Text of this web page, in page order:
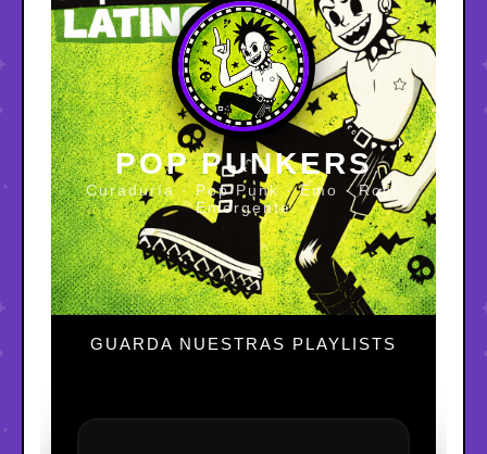
POP PUNKERS
Curaduría · Pop Punk · Emo · Rock
Emergente
GUARDA NUESTRAS PLAYLISTS